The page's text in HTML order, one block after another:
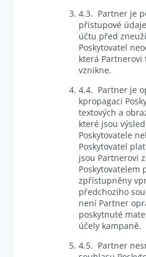
4.3. Partner je
přístupové
účtu před
Poskytovatel
která Partnerovi
vznikne.
4.4. Partner je
kpropagaci
textových a
které jsou
Poskytovatele
Poskytovatel
jsou Partnerovi
Poskytovatelem
zpřístupněny
předchozího
není Partner
poskytnuté
účely kampaně.
4.5. Partner